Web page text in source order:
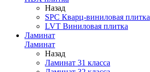
Назад
SPC Кварц-виниловая плитка
LVT Виниловая плитка
Ламинат
Ламинат
Назад
Ламинат 31 класса